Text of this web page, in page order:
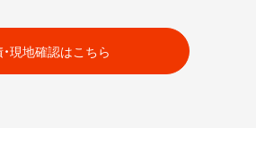
現地確認はこちら